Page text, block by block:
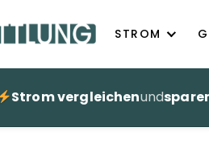
STROM
Strom vergleichenund